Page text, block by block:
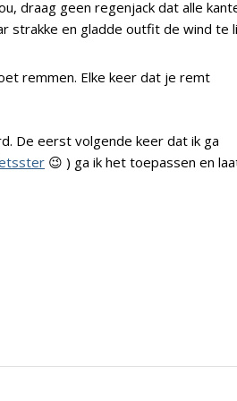
draag geen regenjack dat alle
strakke en gladde outfit de wind te
remmen. Elke keer dat je remt
De eerst volgende keer dat ik ga
😉 ) ga ik het toepassen en